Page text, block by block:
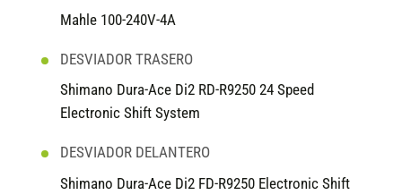
Mahle 100-240V-4A
DESVIADOR TRASERO
Shimano Dura-Ace Di2 RD-R9250 24 Speed
Electronic Shift System
DESVIADOR DELANTERO
Shimano Dura-Ace Di2 FD-R9250 Electronic Shift